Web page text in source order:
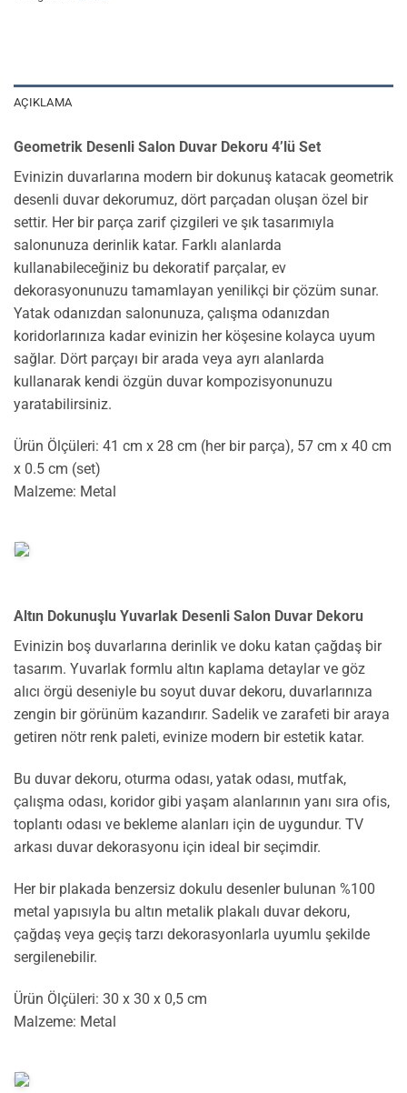
AÇIKLAMA
Geometrik Desenli Salon Duvar Dekoru 4’lü Set
Evinizin duvarlarına modern bir dokunuş katacak geometrik
desenli duvar dekorumuz, dört parçadan oluşan özel bir
settir. Her bir parça zarif çizgileri ve şık tasarımıyla
salonunuza derinlik katar. Farklı alanlarda
kullanabileceğiniz bu dekoratif parçalar, ev
dekorasyonunuzu tamamlayan yenilikçi bir çözüm sunar.
Yatak odanızdan salonunuza, çalışma odanızdan
koridorlarınıza kadar evinizin her köşesine kolayca uyum
sağlar. Dört parçayı bir arada veya ayrı alanlarda
kullanarak kendi özgün duvar kompozisyonunuzu
yaratabilirsiniz.
Ürün Ölçüleri: 41 cm x 28 cm (her bir parça), 57 cm x 40 cm
x 0.5 cm (set)
Malzeme: Metal
Altın Dokunuşlu Yuvarlak Desenli Salon Duvar Dekoru
Evinizin boş duvarlarına derinlik ve doku katan çağdaş bir
tasarım. Yuvarlak formlu altın kaplama detaylar ve göz
alıcı örgü deseniyle bu soyut duvar dekoru, duvarlarınıza
zengin bir görünüm kazandırır. Sadelik ve zarafeti bir araya
getiren nötr renk paleti, evinize modern bir estetik katar.
Bu duvar dekoru, oturma odası, yatak odası, mutfak,
çalışma odası, koridor gibi yaşam alanlarının yanı sıra ofis,
toplantı odası ve bekleme alanları için de uygundur. TV
arkası duvar dekorasyonu için ideal bir seçimdir.
Her bir plakada benzersiz dokulu desenler bulunan %100
metal yapısıyla bu altın metalik plakalı duvar dekoru,
çağdaş veya geçiş tarzı dekorasyonlarla uyumlu şekilde
sergilenebilir.
Ürün Ölçüleri: 30 x 30 x 0,5 cm
Malzeme: Metal